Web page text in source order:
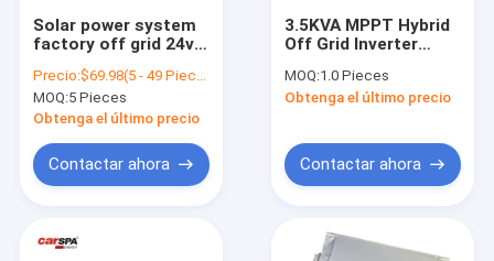
Solar power system
factory off grid 24v
1.5kw ac inverters to
out of solar system
Precio:$69.98(5 - 49 Pieces) $66.98(50 - 499 Pieces) $63.98(>=500 Pieces)
MOQ:5 Pieces
Obtenga el último precio
Contactar ahora
3.5KVA MPPT Hybrid
Off Grid Inverter
Sine Wave Power
Inverter For Solar
MOQ:1.0 Pieces
Obtenga el último precio
Contactar ahora